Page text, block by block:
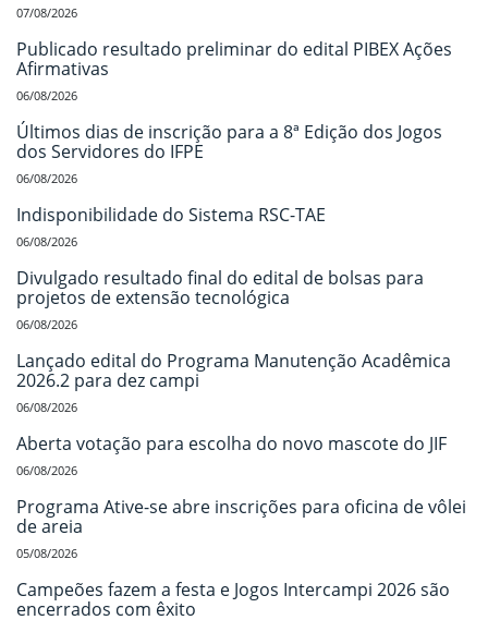
07/08/2026
Publicado resultado preliminar do edital PIBEX Ações
Afirmativas
06/08/2026
Últimos dias de inscrição para a 8ª Edição dos Jogos
dos Servidores do IFPE
06/08/2026
Indisponibilidade do Sistema RSC-TAE
06/08/2026
Divulgado resultado final do edital de bolsas para
projetos de extensão tecnológica
06/08/2026
Lançado edital do Programa Manutenção Acadêmica
2026.2 para dez campi
06/08/2026
Aberta votação para escolha do novo mascote do JIF
06/08/2026
Programa Ative-se abre inscrições para oficina de vôlei
de areia
05/08/2026
Campeões fazem a festa e Jogos Intercampi 2026 são
encerrados com êxito